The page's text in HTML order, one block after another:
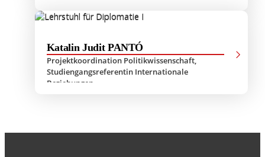
Katalin Judit PANTÓ
Projektkoordination Politikwissenschaft,
Studiengangsreferentin Internationale
Beziehungen